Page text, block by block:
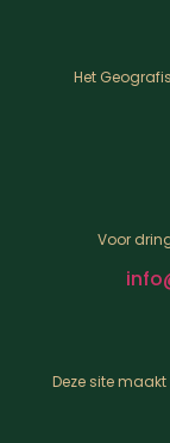
Het
Voor
Deze site